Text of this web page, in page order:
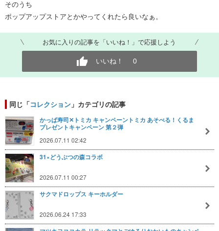
そのうち
ポップアップストアとかやってくれたら良いなぁ。
お気に入りの記事を「いいね！」で応援しよう
いいね！ 0
同じ「コレクション 」カテゴリの記事
かっぱ寿司✕トミカ キャンペーントミカ あそべる！くるま
プレゼントキャンペーン 第２弾
2026.07.11 02:42
31×どうぶつの森コラボ
2026.07.11 00:27
サクマドロップス キーホルダー
2026.06.24 17:33